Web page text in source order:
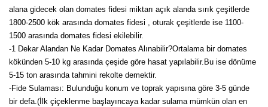
alana gidecek olan domates fidesi miktarı açık alanda sırık çeşitlerde
1800-2500 kök arasında domates fidesi , oturak çeşitlerde ise 1100-
1500 arasında domates fidesi ekilebilir.
-1 Dekar Alandan Ne Kadar Domates Alınabilir?Ortalama bir domates
kökünden 5-10 kg arasında çeşide göre hasat yapılabilir.Bu ise dönüme
5-15 ton arasında tahmini rekolte demektir.
-Fide Sulaması: Bulunduğu konum ve toprak yapısına göre 3-5 günde
bir defa.(İlk çiçeklenme başlayıncaya kadar sulama mümkün olan en
Mango Fidanı
Melez Meyveler
Murt Fidanı
Muşmula Fidanı